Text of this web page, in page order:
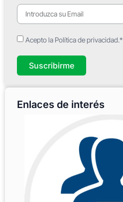
Acepto la Política de privacidad.*
Suscribirme
Enlaces de interés